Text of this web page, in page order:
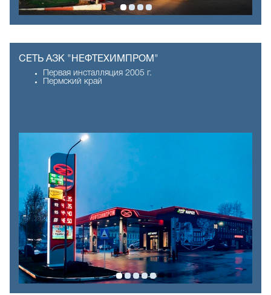
СЕТЬ АЗК "НЕФТЕХИМПРОМ"
Первая инсталляция 2005 г.
Пермский край